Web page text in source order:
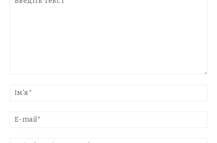
текст